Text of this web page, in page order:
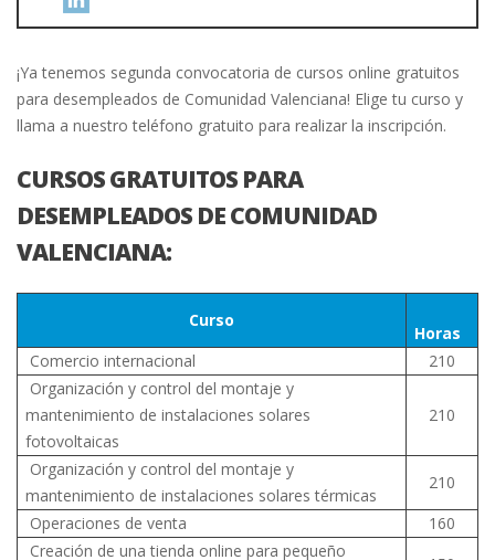
¡Ya tenemos segunda convocatoria de cursos online gratuitos
para desempleados de Comunidad Valenciana! Elige tu curso y
llama a nuestro teléfono gratuito para realizar la inscripción.
CURSOS GRATUITOS PARA
DESEMPLEADOS DE COMUNIDAD
VALENCIANA:
Curso
Horas
Comercio internacional
210
Organización y control del montaje y
mantenimiento de instalaciones solares
fotovoltaicas
210
Organización y control del montaje y
mantenimiento de instalaciones solares térmicas
210
Operaciones de venta
160
Creación de una tienda online para pequeño